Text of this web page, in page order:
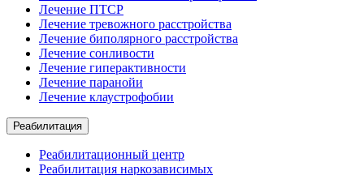
Лечение ПТСР
Лечение тревожного расстройства
Лечение биполярного расстройства
Лечение сонливости
Лечение гиперактивности
Лечение паранойи
Лечение клаустрофобии
Реабилитация
Реабилитационный центр
Реабилитация наркозависимых